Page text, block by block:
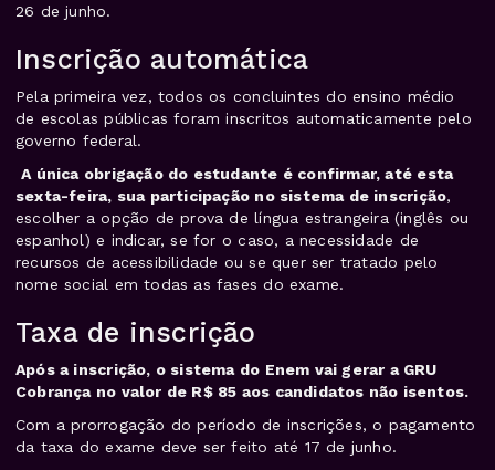
26 de junho.
Inscrição automática
Pela primeira vez, todos os concluintes do ensino médio
de escolas públicas foram inscritos automaticamente pelo
governo federal.
A única obrigação do estudante é confirmar, até esta
sexta-feira, sua participação no sistema de inscrição,
escolher a opção de prova de língua estrangeira (inglês ou
espanhol) e indicar, se for o caso, a necessidade de
recursos de acessibilidade ou se quer ser tratado pelo
nome social em todas as fases do exame.
Taxa de inscrição
Após a inscrição, o sistema do Enem vai gerar a GRU
Cobrança no valor de R$ 85 aos candidatos não isentos.
Com a prorrogação do período de inscrições, o pagamento
da taxa do exame deve ser feito até 17 de junho.